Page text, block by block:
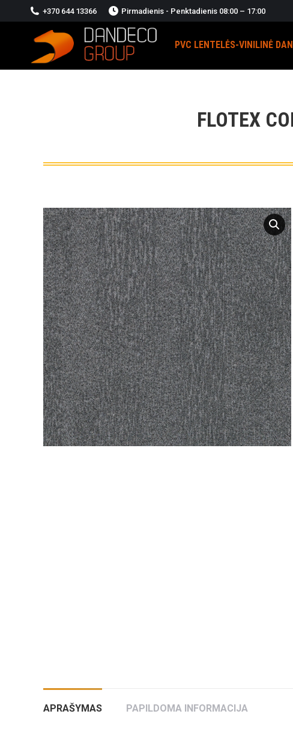
+370 644 13366 Pirmadienis - Penktadienis 08:00 – 17:00
PVC LENTELĖS-VINILINĖ
FLOTEX
APRAŠYMAS PAPILDOMA INFORMACIJA